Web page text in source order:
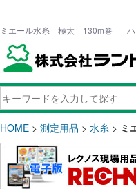
ミエール水糸 極太 130m巻 | ハ
HOME > 測定用品 > 水糸 > ミ